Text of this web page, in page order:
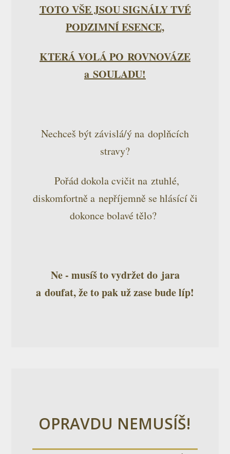
TOTO VŠE JSOU SIGNÁLY TVÉ
PODZIMNÍ ESENCE,
KTERÁ VOLÁ PO ROVNOVÁZE
a SOULADU!
Nechceš být závislá/ý na doplňcích
stravy?
Pořád dokola cvičit na ztuhlé,
diskomfortně a nepříjemně se hlásící či
dokonce bolavé tělo?
Ne - musíš to vydržet do jara
a doufat, že to pak už zase bude líp!
OPRAVDU NEMUSÍŠ!